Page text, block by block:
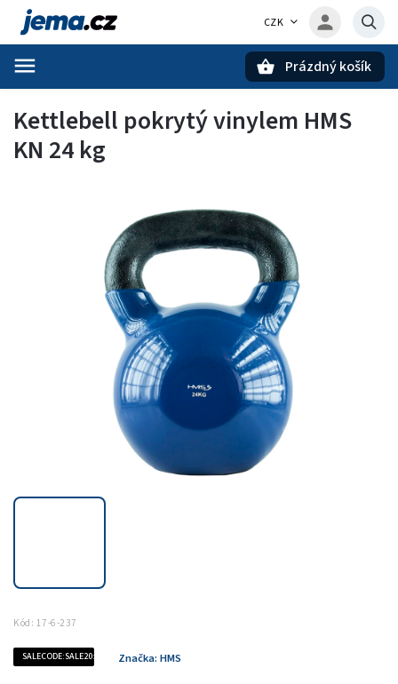
CZK
Prázdný košík
Kettlebell pokrytý vinylem HMS
KN 24 kg
Kód: 17-6-237
SALECODE:SALE20:20:% Značka: HMS